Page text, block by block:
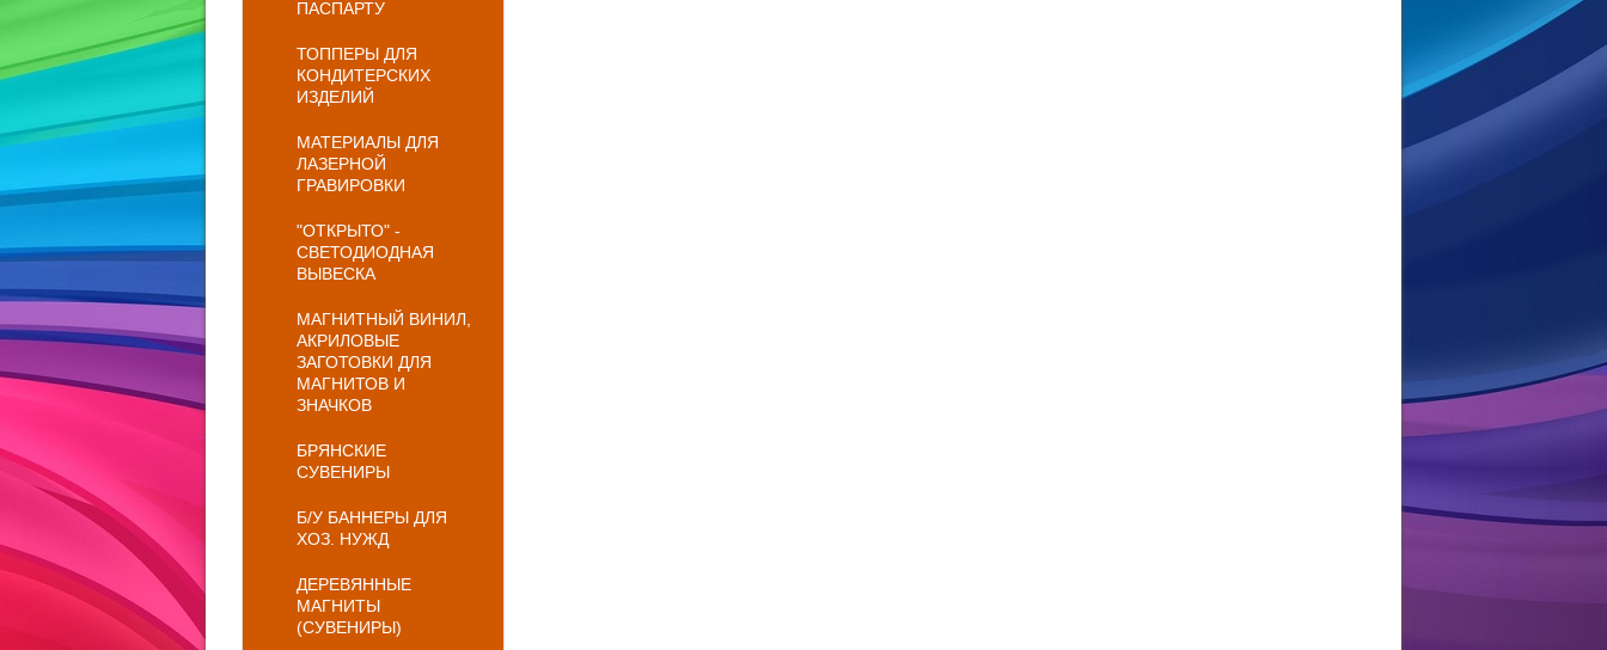
ПАСПАРТУ
ТОППЕРЫ ДЛЯ
КОНДИТЕРСКИХ
ИЗДЕЛИЙ
МАТЕРИАЛЫ ДЛЯ
ЛАЗЕРНОЙ
ГРАВИРОВКИ
"ОТКРЫТО" -
СВЕТОДИОДНАЯ
ВЫВЕСКА
МАГНИТНЫЙ ВИНИЛ,
АКРИЛОВЫЕ
ЗАГОТОВКИ ДЛЯ
МАГНИТОВ И
ЗНАЧКОВ
БРЯНСКИЕ
СУВЕНИРЫ
Б/У БАННЕРЫ ДЛЯ
ХОЗ. НУЖД
ДЕРЕВЯННЫЕ
МАГНИТЫ
(СУВЕНИРЫ)